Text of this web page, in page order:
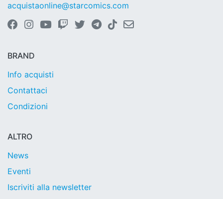
acquistaonline@starcomics.com
BRAND
Info acquisti
Contattaci
Condizioni
ALTRO
News
Eventi
Iscriviti alla newsletter